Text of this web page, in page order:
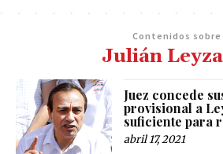
Contenidos sobre
Julián
Juez concede
provisional a
suficiente para
abril 17, 2021